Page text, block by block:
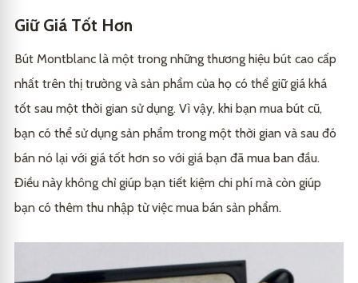
Giữ Giá Tốt Hơn
Bút Montblanc là một trong những thương hiệu bút cao cấp
nhất trên thị trường và sản phẩm của họ có thể giữ giá khá
tốt sau một thời gian sử dụng. Vì vậy, khi bạn mua bút cũ,
bạn có thể sử dụng sản phẩm trong một thời gian và sau đó
bán nó lại với giá tốt hơn so với giá bạn đã mua ban đầu.
Điều này không chỉ giúp bạn tiết kiệm chi phí mà còn giúp
bạn có thêm thu nhập từ việc mua bán sản phẩm.